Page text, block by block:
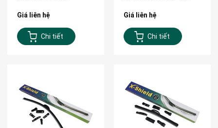
Giá liên hệ
Chi tiết
Giá liên hệ
Chi tiết